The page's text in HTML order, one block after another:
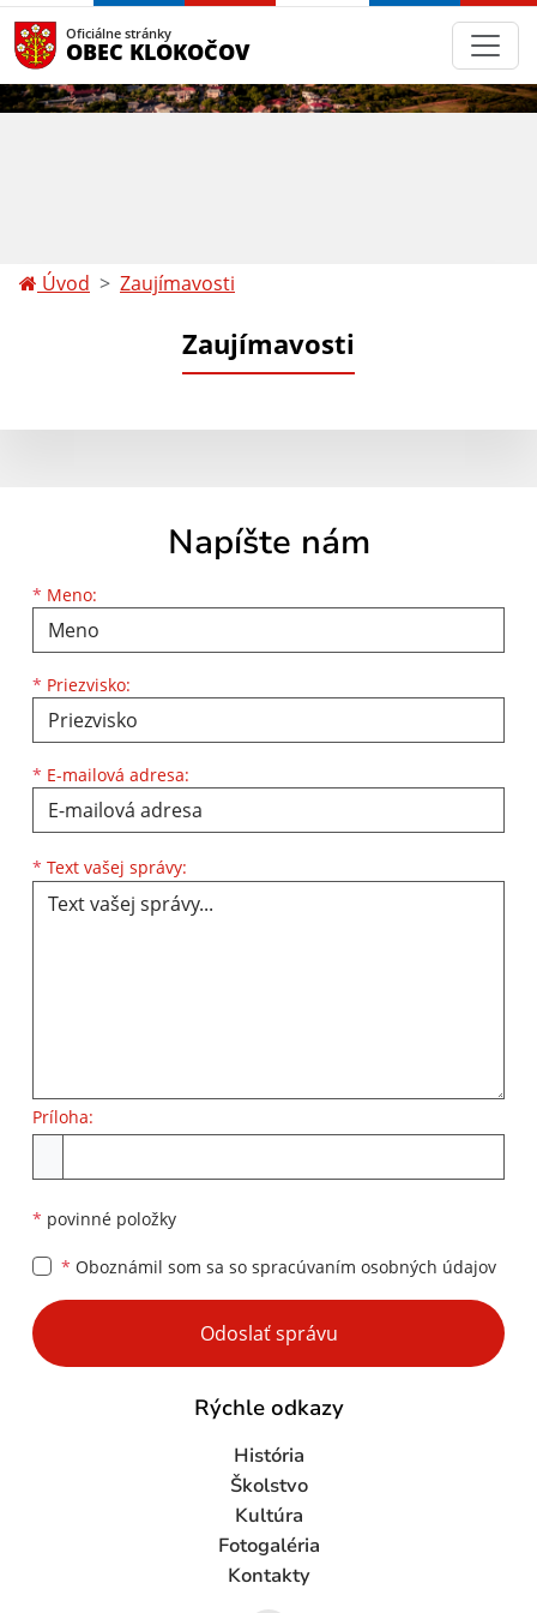
Oficiálne stránky
OBEC KLOKOČOV
Úvod Zaujímavosti
Zaujímavosti
Napíšte nám
* Meno:
Meno
* Priezvisko:
Priezvisko
* E-mailová adresa:
E-mailová adresa
* Text vašej správy:
Príloha:
* povinné položky
* Oboznámil som sa so spracúvaním osobných údajov
Google reCaptcha Response
Odoslať správu
Rýchle odkazy
História
Školstvo
Kultúra
Fotogaléria
Kontakty